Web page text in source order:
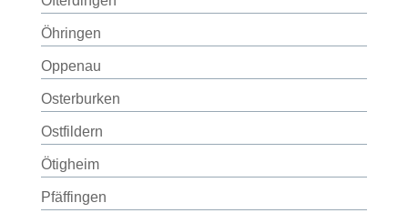
Öhringen
Oppenau
Osterburken
Ostfildern
Ötigheim
Pfäffingen